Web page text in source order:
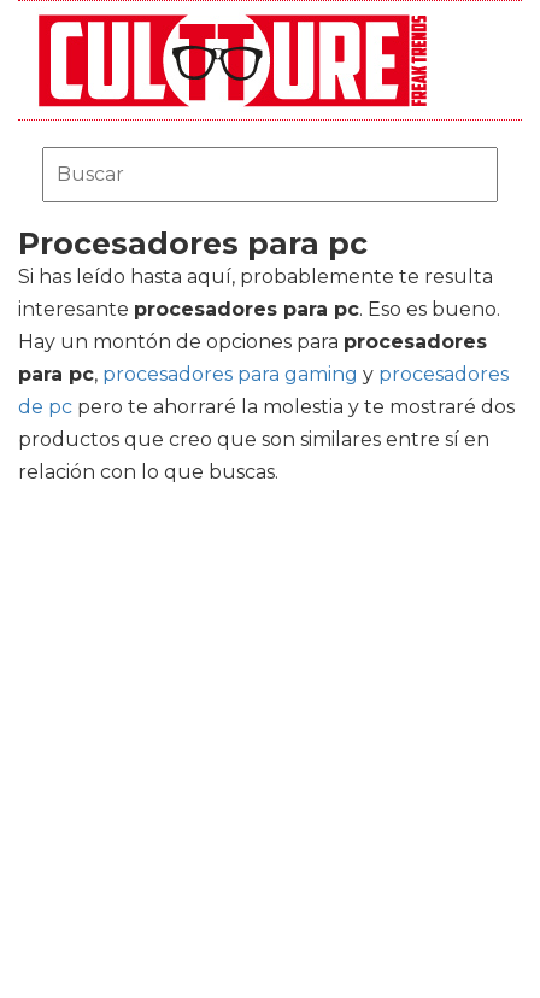
Procesadores para pc
Si has leído hasta aquí, probablemente te resulta
interesante procesadores para pc. Eso es bueno.
Hay un montón de opciones para procesadores
para pc, procesadores para gaming y procesadores
de pc pero te ahorraré la molestia y te mostraré dos
productos que creo que son similares entre sí en
relación con lo que buscas.